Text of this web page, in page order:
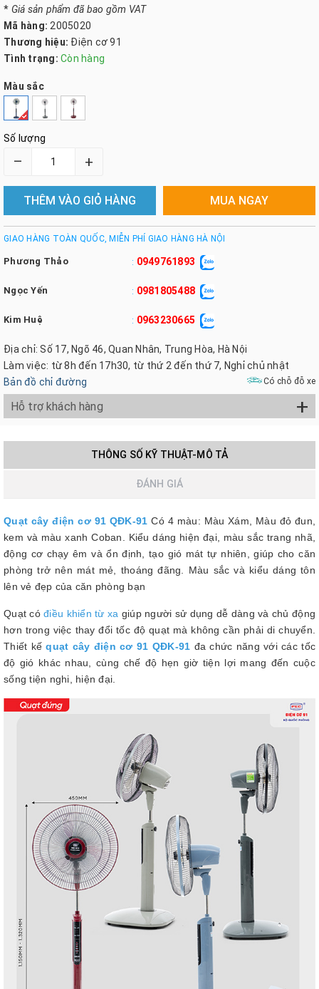
* Giá sản phẩm đã bao gồm VAT
Mã hàng: 2005020
Thương hiệu: Điện cơ 91
Tình trạng: Còn hàng
Màu sắc
Số lượng
– +
THÊM VÀO GIỎ HÀNG MUA NGAY
GIAO HÀNG TOÀN QUỐC, MIỄN PHÍ GIAO HÀNG HÀ NỘI
Phương Thảo : 0949761893
Ngọc Yến : 0981805488
Kim Huệ : 0963230665
Địa chỉ: Số 17, Ngõ 46, Quan Nhân, Trung Hòa, Hà Nội
Làm việc: từ 8h đến 17h30, từ thứ 2 đến thứ 7, Nghỉ chủ nhật
Bản đồ chỉ đường
Có chỗ đỗ xe
Hỗ trợ khách hàng +
THÔNG SỐ KỸ THUẬT-MÔ TẢ
ĐÁNH GIÁ
Quạt cây điện cơ 91 QĐK-91 Có 4 màu: Màu Xám, Màu đỏ đun,
kem và màu xanh Coban. Kiểu dáng hiện đại, màu sắc trang nhã,
động cơ chạy êm và ổn định, tạo gió mát tự nhiên, giúp cho căn
phòng trở nên mát mẻ, thoáng đãng. Màu sắc và kiểu dáng tôn
lên vẻ đẹp của căn phòng bạn
Quạt cóđiều khiển từ xa giúp người sử dụng dễ dàng và chủ động
hơn trong việc thay đổi tốc độ quạt mà không cần phải di chuyển.
Thiết kếquạt cây điện cơ 91 QĐK-91 đa chức năng với các tốc
độ gió khác nhau, cùng chế độ hẹn giờ tiện lợi mang đến cuộc
sống tiện nghi, hiện đại.